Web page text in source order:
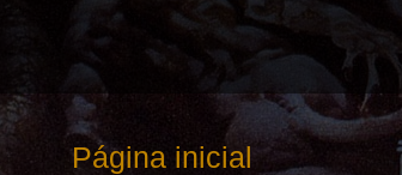
Página inicial